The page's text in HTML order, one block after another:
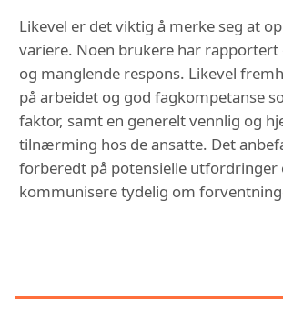
Likevel er det viktig å merke seg at
variere. Noen brukere har
og manglende respons. Likevel
på arbeidet og god fagkompetanse
faktor, samt en generelt vennlig og
tilnærming hos de ansatte. Det
forberedt på potensielle utfordringer
kommunisere tydelig om